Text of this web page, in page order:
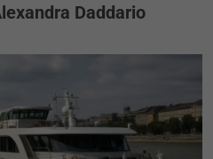
Daddario